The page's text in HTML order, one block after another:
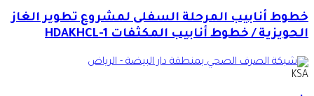
خطوط أنابيب المرحلة السفلى لمشروع تطوير الغاز
الحويزية / خطوط أنابيب المكثفات HDAKHCL-1
KSA